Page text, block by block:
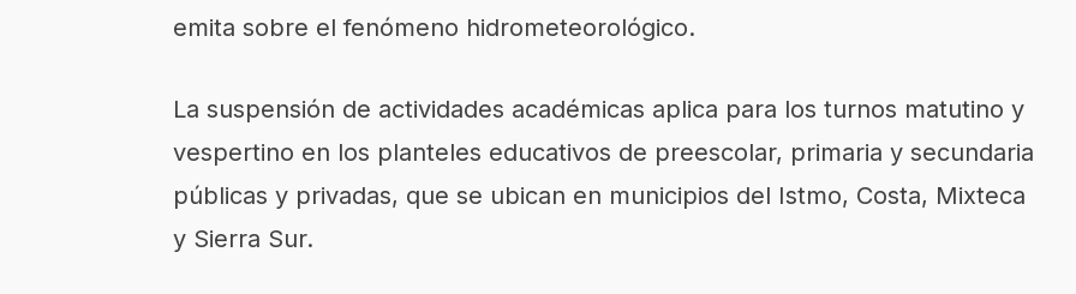
emita sobre el fenómeno hidrometeorológico.
La suspensión de actividades académicas aplica para los turnos matutino y
vespertino en los planteles educativos de preescolar, primaria y secundaria
públicas y privadas, que se ubican en municipios del Istmo, Costa, Mixteca
y Sierra Sur.